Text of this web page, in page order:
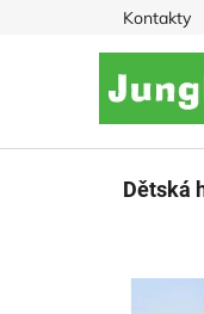
Kontakty
Dětská